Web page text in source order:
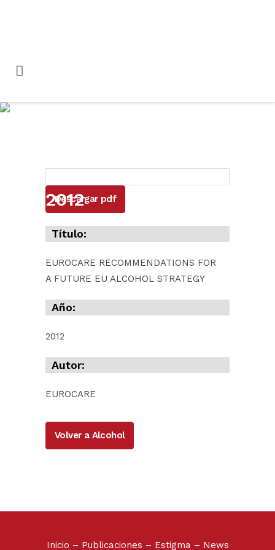
2012
Descargar pdf
Título:
EUROCARE RECOMMENDATIONS FOR
A FUTURE EU ALCOHOL STRATEGY
Año:
2012
Autor:
EUROCARE
Volver a Alcohol
Inicio – Publicaciones – Estigma – News